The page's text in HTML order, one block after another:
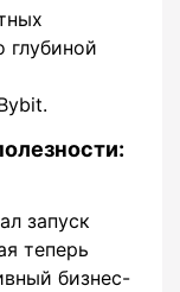
глубиной
запуск
теперь
бизнес-